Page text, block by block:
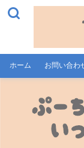
ホーム お問い合わ